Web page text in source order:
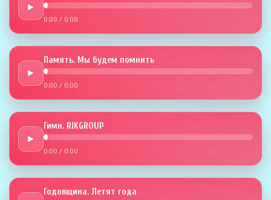
►
0:00 / 0:00
►
Память. Мы будем помнить
0:00 / 0:00
►
Гимн. RIKGROUP
0:00 / 0:00
Годовщина. Летят года